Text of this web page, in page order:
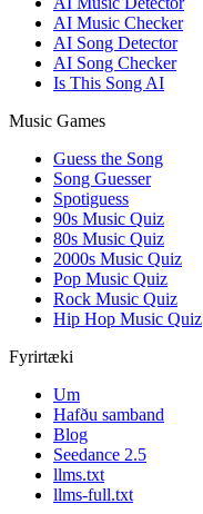
AI Music Checker
AI Song Detector
AI Song Checker
Is This Song AI
Music Games
Guess the Song
Song Guesser
Spotiguess
90s Music Quiz
80s Music Quiz
2000s Music Quiz
Pop Music Quiz
Rock Music Quiz
Hip Hop Music Quiz
Fyrirtæki
Um
Hafðu samband
Blog
Seedance 2.5
llms.txt
llms-full.txt